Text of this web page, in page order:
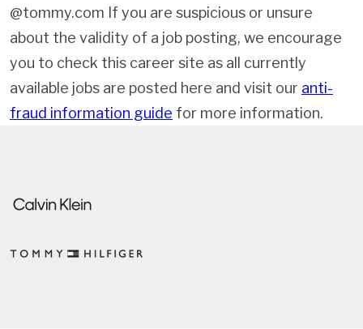
@tommy.com If you are suspicious or unsure
about the validity of a job posting, we encourage
you to check this career site as all currently
available jobs are posted here and visit our anti-
fraud information guide for more information.